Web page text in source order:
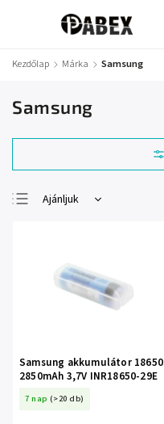
Kezdőlap / Márka / Samsung
Samsung
Ajánljuk
Legnépszerűbb
termékek
ABC szerint
Samsung akkumulátor 18650
2850mAh 3,7V INR18650-29E
7 nap (>20 db)